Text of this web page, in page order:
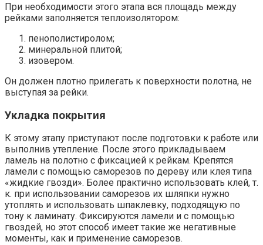
При необходимости этого этапа вся площадь между
рейками заполняется теплоизолятором:
пенополистиролом;
минеральной плитой;
изовером.
Он должен плотно прилегать к поверхности полотна, не
выступая за рейки.
Укладка покрытия
К этому этапу приступают после подготовки к работе или
выполнив утепление. После этого прикладываем
ламель на полотно с фиксацией к рейкам. Крепятся
ламели с помощью саморезов по дереву или клея типа
«жидкие гвозди». Более практично использовать клей, т.
к. при использовании саморезов их шляпки нужно
утоплять и использовать шпаклевку, подходящую по
тону к ламинату. Фиксируются ламели и с помощью
гвоздей, но этот способ имеет такие же негативные
моменты, как и применение саморезов.